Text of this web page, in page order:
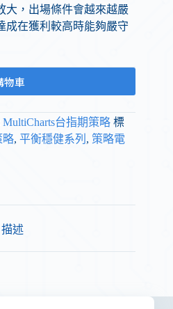
大，出場條件會越來越嚴
成在獲利較高時能夠嚴守
物車
MultiCharts台指期策略 標
略, 平衡穩健系列 , 策略電
描述